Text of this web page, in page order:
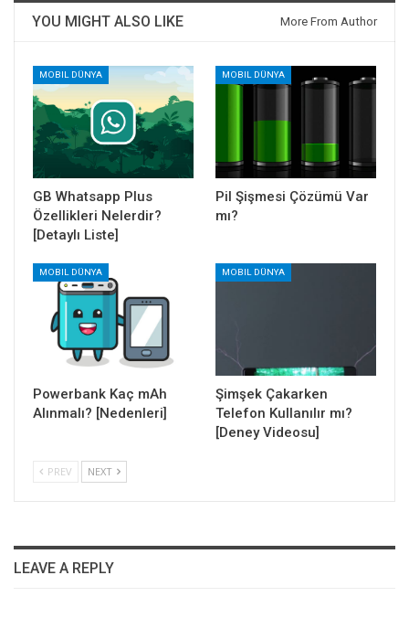
YOU MIGHT ALSO LIKE More From Author
MOBIL DÜNYA
GB Whatsapp Plus
Özellikleri Nelerdir?
[Detaylı Liste]
MOBIL DÜNYA
Pil Şişmesi Çözümü Var
mı?
MOBIL DÜNYA
Powerbank Kaç mAh
Alınmalı? [Nedenleri]
MOBIL DÜNYA
Şimşek Çakarken
Telefon Kullanılır mı?
[Deney Videosu]
PREV NEXT
LEAVE A REPLY